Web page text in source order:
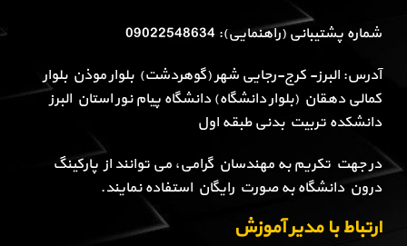
شماره پشتیبانی (راهنمایی): 09022548634
آدرس: البرز- کرج-رجایی شهر (گوهردشت) بلوار موذن بلوار
کمالی دهقان (بلوار دانشگاه) دانشگاه پیام نور استان البرز
دانشکده تربیت بدنی طبقه اول
در جهت تکریم به مهندسان گرامی، می توانند از پارکینگ
درون دانشگاه به صورت رایگان استفاده نمایند.
ارتباط با مدیر آموزش